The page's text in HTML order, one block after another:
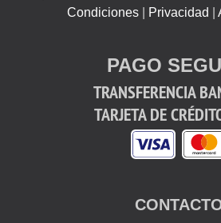
Condiciones
Privacidad
PAGO
TRANSFERENCIA
TARJETA DE